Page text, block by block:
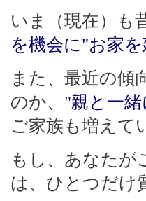
いま（現在）も
を機会に"お家
また、最近の傾
のか、 "親と一
ご家族も増えて
もし、あなたが
は、ひとつだけ